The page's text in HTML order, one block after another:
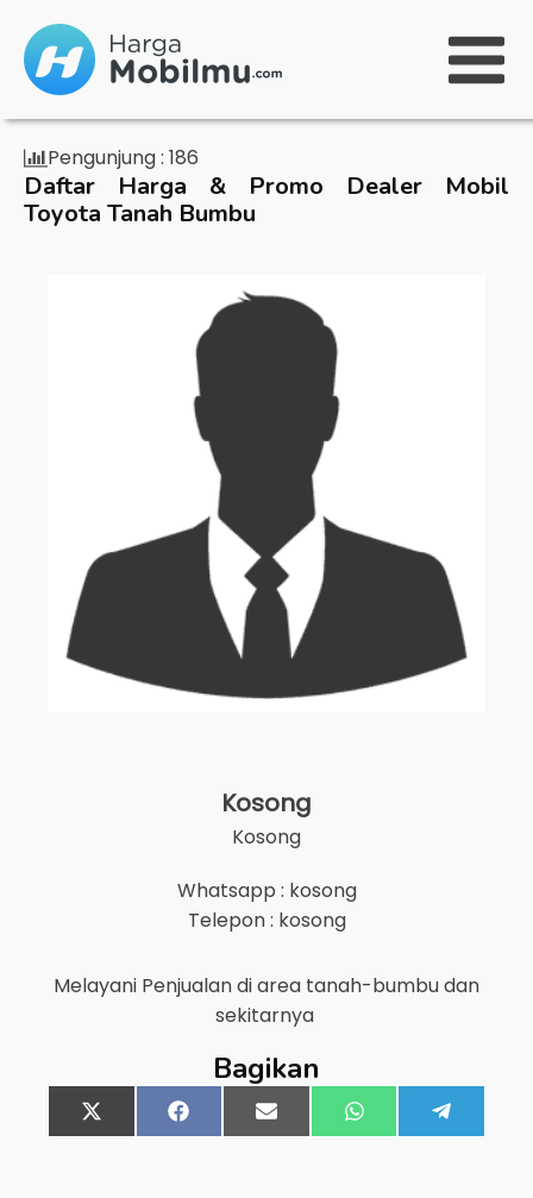
Pengunjung : 186
Daftar Harga & Promo Dealer Mobil
Toyota Tanah Bumbu
Kosong
Kosong
Whatsapp : kosong
Telepon : kosong
Melayani Penjualan di area tanah-bumbudan
sekitarnya
Bagikan
Share
on
X
(Twitter)
Share
on
FacebookShare
on
Email Share
on
WhatsApp
on